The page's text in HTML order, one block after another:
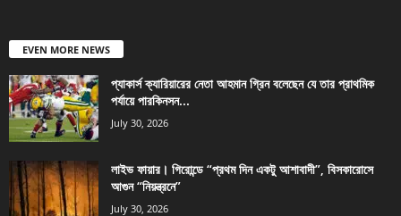
EVEN MORE NEWS
প্যাকার্স ক্যারিয়ারের নেতা আহমান গ্রিন বলেছেন যে তার প্রাথমিক
পর্যায়ে পারকিনসন...
July 30, 2026
লাইভ ফায়ার। গিরোন্ডে “প্রথম দিন একটু আশাবাদী”, বিসকারোসে
আগুন “নিয়ন্ত্রনে”
July 30, 2026